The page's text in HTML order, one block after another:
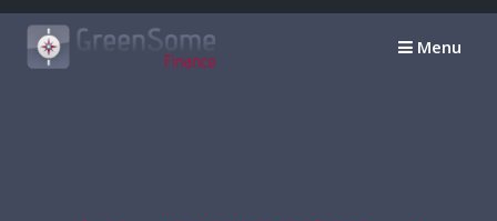
Passer
contenu
Menu